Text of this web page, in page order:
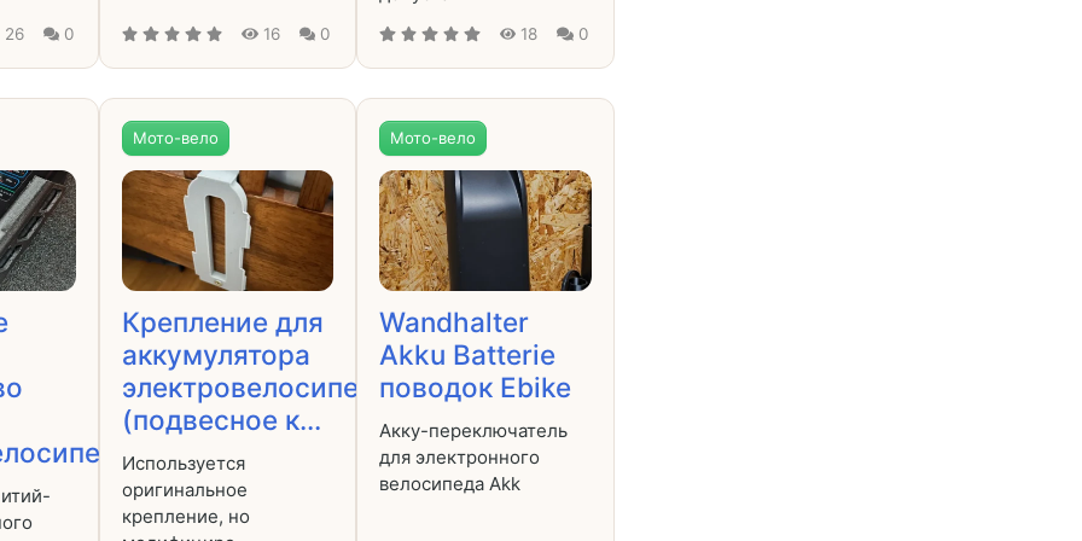
26 0 16 0 18 0
Мото-вело
Крепление для
аккумулятора
электровелосипеда
(подвесное к...
Используется
оригинальное
крепление, но
Мото-вело
Wandhalter
Akku Batterie
поводок Ebike
Акку-переключатель
для электронного
велосипеда Akk